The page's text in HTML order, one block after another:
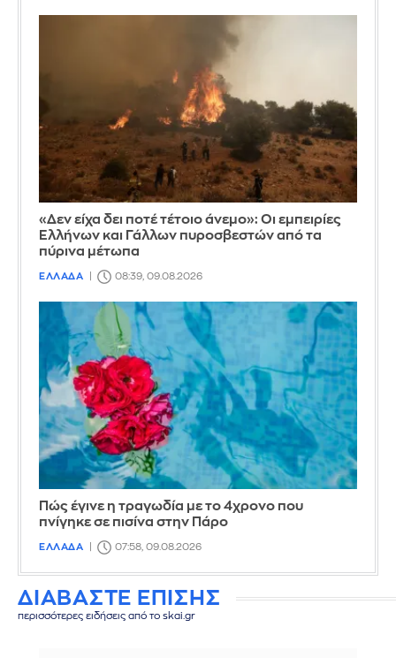
«Δεν είχα δει ποτέ τέτοιο άνεμο»: Οι εμπειρίες
Ελλήνων και Γάλλων πυροσβεστών από τα
πύρινα μέτωπα
ΕΛΛΑΔΑ 08:39, 09.08.2026
Πώς έγινε η τραγωδία με το 4χρονο που
πνίγηκε σε πισίνα στην Πάρο
ΕΛΛΑΔΑ 07:58, 09.08.2026
ΔΙΑΒΑΣΤΕ ΕΠΙΣΗΣ
περισσότερες ειδήσεις από το skai.gr